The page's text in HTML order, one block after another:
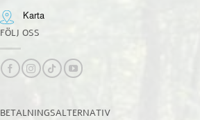
Karta
FÖLJ OSS
BETALNINGSALTERNATIV